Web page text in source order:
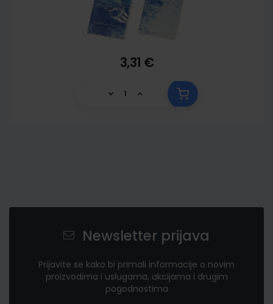
3,31 €
Newsletter prijava
Prijavite se kako bi primali informacije o novim
proizvodima i uslugama, akcijama i drugim
pogodnostima